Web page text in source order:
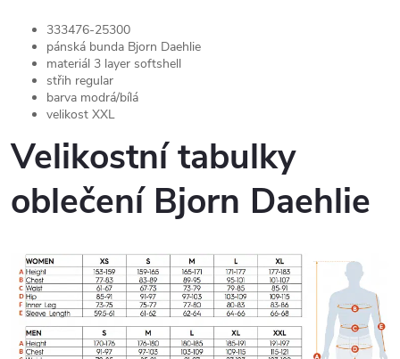
333476-25300
pánská bunda Bjorn Daehlie
materiál 3 layer softshell
střih regular
barva modrá/bílá
velikost XXL
Velikostní tabulky
oblečení Bjorn Daehlie